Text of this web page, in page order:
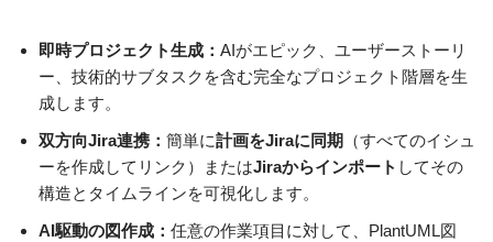
即時プロジェクト生成： AIがエピック、ユーザーストーリ
ー、技術的サブタスクを含む完全なプロジェクト階層を生
成します。
双方向Jira連携： 簡単に計画をJiraに同期
（すべてのイシュ
ーを作成してリンク）またはJiraからインポート してその
構造とタイムラインを可視化します。
AI駆動の図作成： 任意の作業項目に対して、PlantUML図